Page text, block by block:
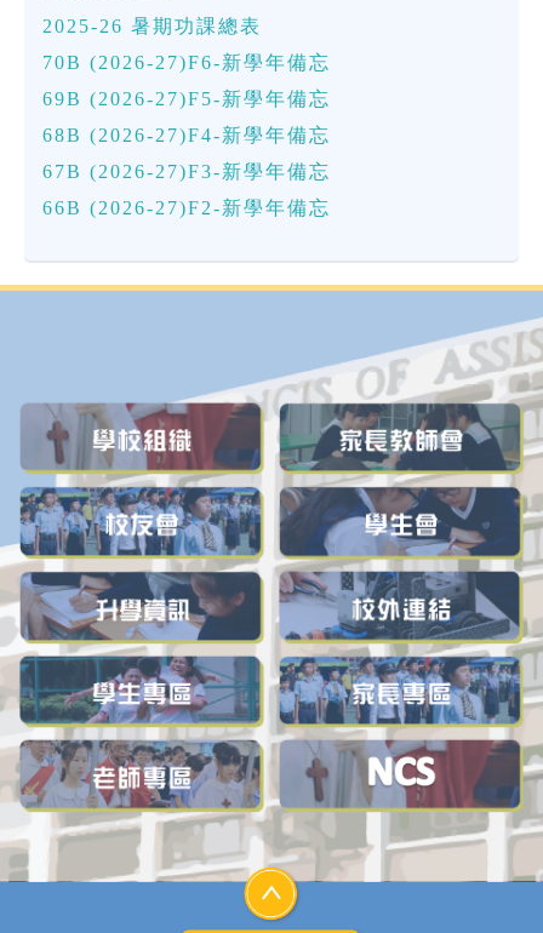
2025-26 暑期功課總表
70B (2026-27)F6-新學年備忘
69B (2026-27)F5-新學年備忘
68B (2026-27)F4-新學年備忘
67B (2026-27)F3-新學年備忘
66B (2026-27)F2-新學年備忘